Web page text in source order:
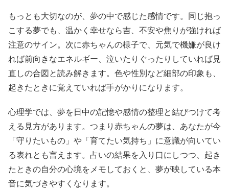
もっとも大切なのが、夢の中で感じた感情です。同じ抱っ
こする夢でも、温かく幸せなら吉、不安や焦りが強ければ
注意のサイン。次に赤ちゃんの様子で、元気で機嫌が良け
れば前向きなエネルギー、泣いたりぐったりしていれば見
直しの合図と読み解きます。色や性別など細部の印象も、
起きたときに覚えていれば手がかりになります。
心理学では、夢を日中の記憶や感情の整理と結びつけて考
える見方があります。つまり赤ちゃんの夢は、あなたが今
「守りたいもの」や「育てたい気持ち」に意識が向いてい
る表れとも言えます。占いの結果を入り口にしつつ、起き
たときの自分の心境をメモしておくと、夢が映している本
音に気づきやすくなります。